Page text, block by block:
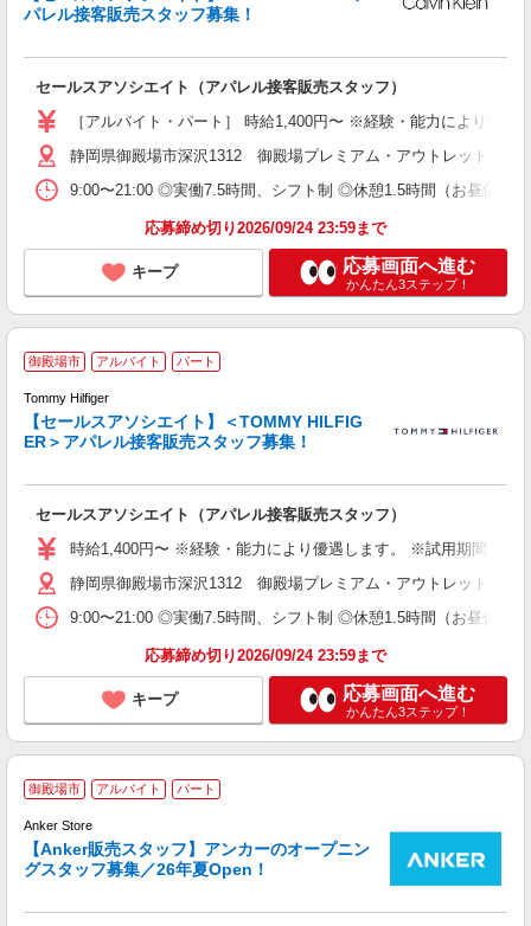
パレル接客販売スタッフ募集！
セールスアソシエイト（アパレル接客販売スタッフ）
［アルバイト・パート］ 時給1,400円〜 ※経験・能力により優
静岡県御殿場市深沢1312 御殿場プレミアム・アウトレット
9:00〜21:00 ◎実働7.5時間、シフト制 ◎休憩1.5時間（お昼休憩1
応募締め切り2026/09/24 23:59まで
キープ 応募画面へ進む
かんたん3ステップ！
御殿場市 アルバイト パート
Tommy Hilfiger
【セールスアソシエイト】＜TOMMY HILFIG
ER＞アパレル接客販売スタッフ募集！
セールスアソシエイト（アパレル接客販売スタッフ）
時給1,400円〜 ※経験・能力により優遇します。 ※試用期間（2
静岡県御殿場市深沢1312 御殿場プレミアム・アウトレット
9:00〜21:00 ◎実働7.5時間、シフト制 ◎休憩1.5時間（お昼休憩1
応募締め切り2026/09/24 23:59まで
キープ 応募画面へ進む
かんたん3ステップ！
御殿場市 アルバイト パート
Anker Store
【Anker販売スタッフ】アンカーのオープニン
グスタッフ募集／26年夏Open！